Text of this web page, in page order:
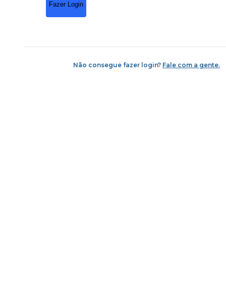
Fazer Login
Não consegue fazer login? Fale com a gente.